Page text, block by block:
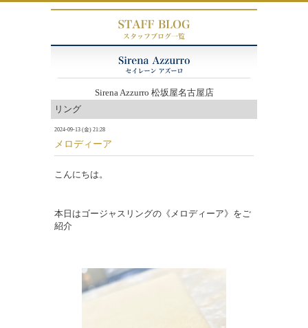
Sirena Azzurro 松坂屋名古屋店
リング
2024-09-13 (金) 21:28
メロディーア
こんにちは。
本日はゴージャスリングの《メロディーア》をご
紹介